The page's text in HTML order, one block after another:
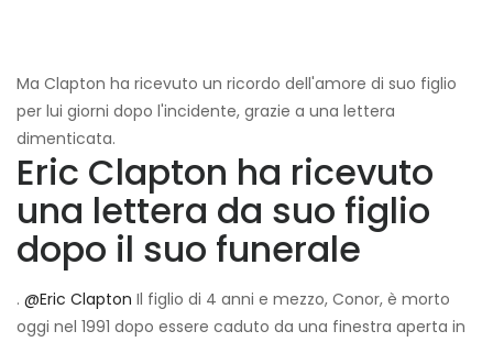
Ma Clapton ha ricevuto un ricordo dell'amore di suo figlio
per lui giorni dopo l'incidente, grazie a una lettera
dimenticata.
Eric Clapton ha ricevuto
una lettera da suo figlio
dopo il suo funerale
. @Eric Clapton Il figlio di 4 anni e mezzo, Conor, è morto
oggi nel 1991 dopo essere caduto da una finestra aperta in